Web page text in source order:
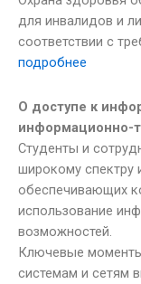
для инвалидов и
соответствии с
подробнее
О доступе к
информационно-
Студенты и
широкому спектру
обеспечивающих
использование
возможностей.
Ключевые
системам и сетям